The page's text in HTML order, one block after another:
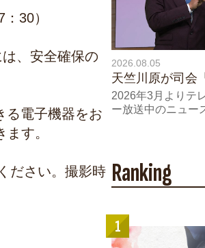
30）
、安全確保の
る電子機器をお
す。
ださい。撮影時
2026.08.05
天竺川原が司会
ャンネル登録者
阪の番組史上最
2026年3月よりテ
ー放送中のニュー
ス」が、このた
YouTubeチャン
Ranking
1